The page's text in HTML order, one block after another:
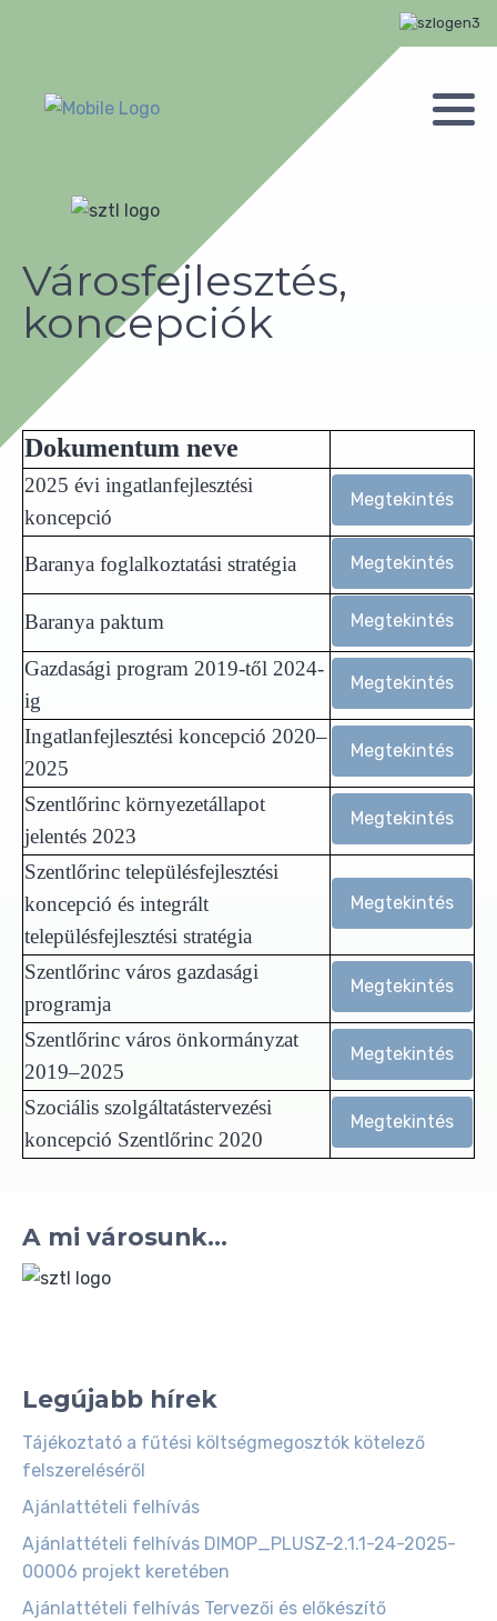
Városfejlesztés,
koncepciók
Dokumentum neve
2025 évi ingatlanfejlesztési
koncepció
Megtekintés
Baranya foglalkoztatási stratégia Megtekintés
Baranya paktum Megtekintés
Gazdasági program 2019-től 2024-
ig
Megtekintés
Ingatlanfejlesztési koncepció 2020–
2025
Megtekintés
Szentlőrinc környezetállapot
jelentés 2023
Megtekintés
Szentlőrinc településfejlesztési
koncepció és integrált
településfejlesztési stratégia
Megtekintés
Szentlőrinc város gazdasági
programja
Megtekintés
Szentlőrinc város önkormányzat
2019–2025
Megtekintés
Szociális szolgáltatástervezési
koncepció Szentlőrinc 2020
Megtekintés
A mi városunk...
Legújabb hírek
Tájékoztató a fűtési költségmegosztók kötelező
felszereléséről
Ajánlattételi felhívás
Ajánlattételi felhívás DIMOP_PLUSZ-2.1.1-24-2025-
00006 projekt keretében
Ajánlattételi felhívás Tervezői és előkészítő